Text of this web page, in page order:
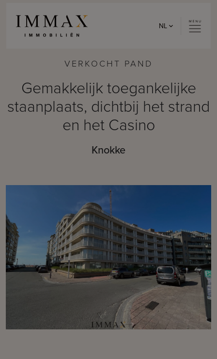
NL
VERKOCHT PAND
Gemakkelijk toegankelijke
staanplaats, dichtbij het strand
en het Casino
Knokke